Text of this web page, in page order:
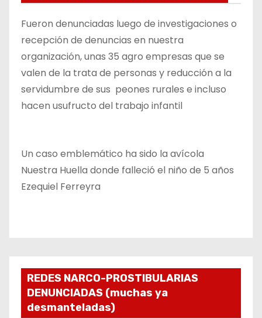
Fueron denunciadas luego de investigaciones o
recepción de denuncias en nuestra
organización, unas 35 agro empresas que se
valen de la trata de personas y reducción a la
servidumbre de sus peones rurales e incluso
hacen usufructo del trabajo infantil
Un caso emblemático ha sido la avícola
Nuestra Huella donde falleció el niño de 5 años
Ezequiel Ferreyra
REDES NARCO-PROSTIBULARIAS
DENUNCIADAS (muchas ya
desmanteladas)